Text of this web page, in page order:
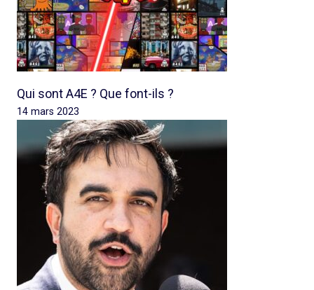
Qui sont A4E ? Que font-ils ?
14 mars 2023